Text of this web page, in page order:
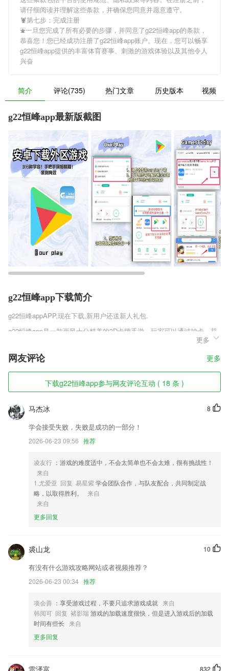
请仔细阅读并理解这些条款，并确保您同意并愿意遵守。
🦞第七步：完成注册
⛲一旦您完成了所有必要的步骤，并同意了g22恒峰app的条款，
恭喜您！您已经成功注册了g22恒峰app账户。现在，您可以畅享
g22恒峰app提供的丰富体育赛事、刺激的游戏体验以及其他令人
兴奋
简介 评论(735) 热门文章 历史版本 视频
g22恒峰app最新版截图
g22恒峰app下载简介
g22恒峰appAPP,现在下载,新用户还送新人礼包.
g22恒峰app是一款画风十分精美的3D卡牌手游，玩家可以通过抽卡，获
取超级强大的卡牌角色，开启一场惊心动魄的冒险之旅。各类妖法仙术，
炫酷的技能特效展现出超强的视觉表现力，丰厚的福利等你拿，喜欢这款
游戏的朋友赶紧下载吧。
g22恒峰app软件特色
1,烈山政务资讯、让您随时了解政府的工作动态和济南的惠民政策
2,【真实就业资料】：4000万考生真实就业数据，就业“钱景”一目了然。
3,★书好找，输入关键字快速检索到目标小说；
4,包含各种类型的护工，大家能够在软件上面自由筛选下单。
6,把英语语言学习融入到学科知识当中，培养英语思维，让孩子具备优秀
的英语交流和运用能力，在未来拥有职场竞争力。
g22恒峰app软件优势
1.以兴趣为师，热门动漫IP、原创IP让孩子沉浸英语学习乐趣，课程体系
2.小学：
3.·在进行课程学习的过程中，用户还可以自由的进行回放和反复练习
4.教学内容采用人物互动方式来展开，生活化的对话结合动画的表达形
接受和了解，穿插的“互动想一想”环节，引导孩子学会对所学知识的实际
5.·发布场馆公告,班级新消息,发布场馆短视频展示教学内容
更多
网友评论 更多
下载g22恒峰app参与网友评论互动 ( 18 条 )
8
马杰冰
学会接受失败，失败是成功的一部分！
2026-06-23 09:56 推荐
凌友行 ：游戏的难度适中，不会太简单也不会太难，很有挑战性！
来自
1.尤爱亚 回复 易星紫学会团队合作，与队友配合，共同制定战
略，以取得胜利。
来自
来自
更多回复
10
裘山龙
有没有什么游戏攻略网站或者视频推荐？
2026-06-23 00:34 推荐
项会善 ：享受游戏过程，不要只追求游戏成就 来自
韩阅可 回复 褚影瑞游戏的加载速度很快，但是进入游戏后的加载
时间有些长 来自
更多回复
832
雷泽富